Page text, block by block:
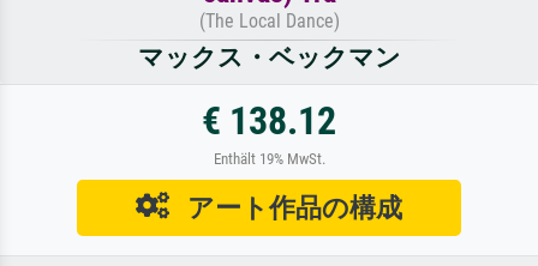
(The Local Dance)
マックス・ベックマン
€ 138.12
Enthält 19% MwSt.
アート作品の構成